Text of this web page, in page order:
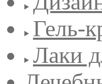
Гель-
Лаки